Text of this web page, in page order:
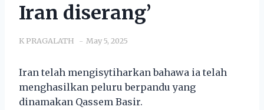
Iran diserang’
K PRAGALATH May 5, 2025
Iran telah mengisytiharkan bahawa ia telah
menghasilkan peluru berpandu yang
dinamakan Qassem Basir.